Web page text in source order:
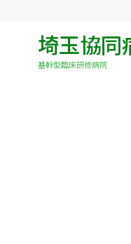
埼玉協同
基幹型臨床研修病院